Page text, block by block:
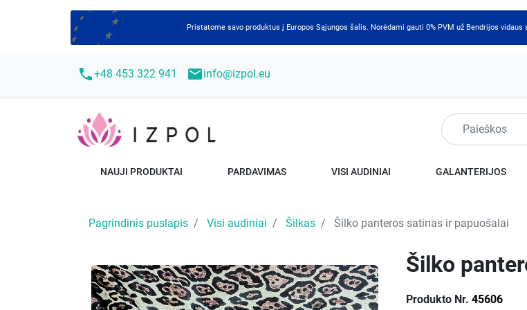
Pristatome savo produktus į Europos Sąjungos šalis. Norėdami gauti 0% PVM už Bendrijos vidaus
call+48 453 322 941 mailinfo@izpol.eu
NAUJI PRODUKTAI PARDAVIMAS VISI AUDINIAI GALANTERIJOS
Pagrindinis puslapis Visi audiniai Šilkas Šilko panteros satinas ir papuošalai
Šilko
Produkto Nr. 45606